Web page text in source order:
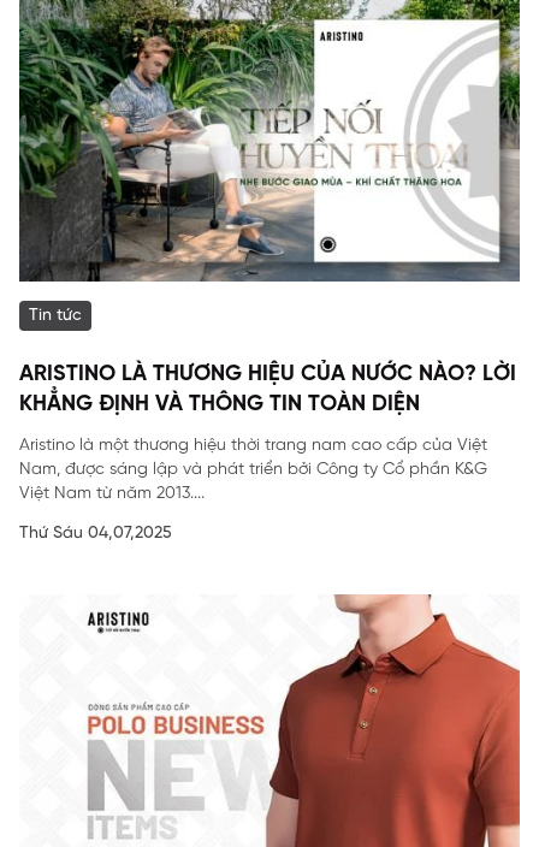
Tin tức
ARISTINO LÀ THƯƠNG HIỆU CỦA NƯỚC NÀO? LỜI
KHẲNG ĐỊNH VÀ THÔNG TIN TOÀN DIỆN
Aristino là một thương hiệu thời trang nam cao cấp của Việt
Nam, được sáng lập và phát triển bởi Công ty Cổ phần K&G
Việt Nam từ năm 2013....
Thứ Sáu 04,07,2025